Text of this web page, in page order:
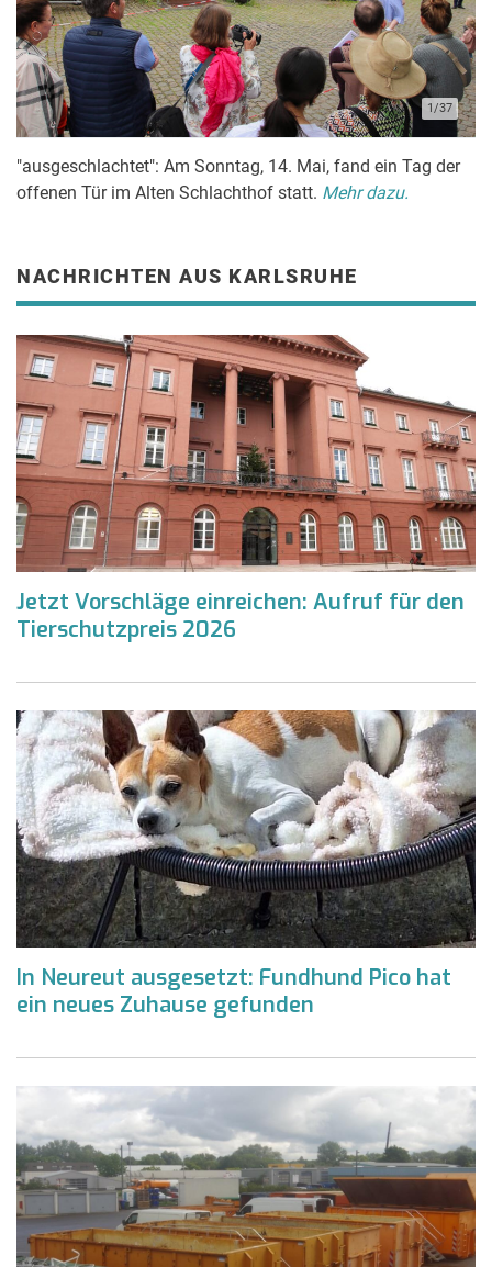
1/37
"ausgeschlachtet": Am Sonntag, 14. Mai, fand ein Tag der
offenen Tür im Alten Schlachthof statt. Mehr dazu.
NACHRICHTEN AUS KARLSRUHE
Jetzt Vorschläge einreichen: Aufruf für den
Tierschutzpreis 2026
In Neureut ausgesetzt: Fundhund Pico hat
ein neues Zuhause gefunden